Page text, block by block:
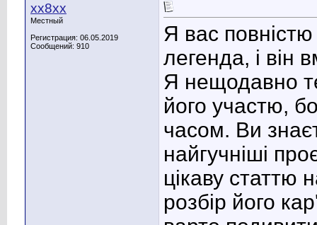
хх8хх
Местный
Регистрация: 06.05.2019
Сообщений: 910
Я вас
легенда, і він
Я нещодавно
його участю,
часом. Ви
найгучніші
цікаву статтю
розбір його